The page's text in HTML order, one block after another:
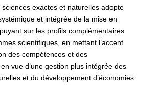
exactes et naturelles adopte
et intégrée de la mise en
sur les profils complémentaires
scientifiques, en mettant l’accent
des compétences et des
vue d’une gestion plus intégrée des
et du développement d’économies